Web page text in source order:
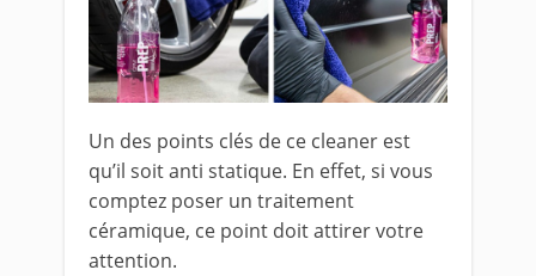
Un des points clés de ce cleaner est
qu’il soit anti statique. En effet, si vous
comptez poser un traitement
céramique, ce point doit attirer votre
attention.